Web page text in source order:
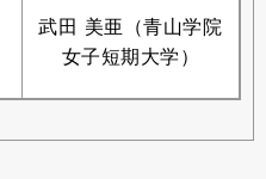
武田 美亜（青山学院
女子短期大学）